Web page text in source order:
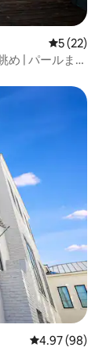
レビュー
5 (22)
め | パールまで
レビュー98
4.97 (98)